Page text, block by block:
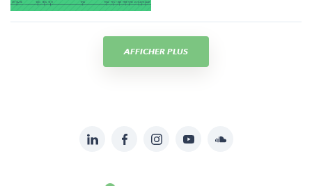
AFFICHER PLUS
LinkedInFacebookInstagramYouTubeSoundcloud